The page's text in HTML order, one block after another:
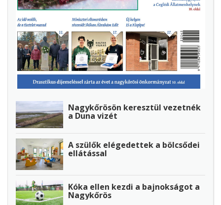
Nagykőrösön keresztül vezetnék
a Duna vizét
A szülők elégedettek a bölcsődei
ellátással
Kóka ellen kezdi a bajnokságot a
Nagykőrös